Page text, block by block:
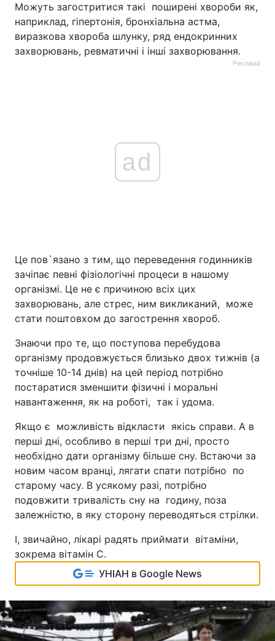
Можуть загостритися такі поширені хвороби як,
наприклад, гіпертонія, бронхіальна астма,
виразкова хвороба шлунку, ряд ендокринних
захворювань, ревматичні і інші захворювання.
Реклама
ad
Це пов`язано з тим, що переведення годинників
зачіпає певні фізіологічні процеси в нашому
організмі. Це не є причиною всіх цих
захворювань, але стрес, ним викликаний, може
стати поштовхом до загострення хвороб.
Знаючи про те, що поступова перебудова
організму продовжується близько двох тижнів (а
точніше 10-14 днів) на цей період потрібно
постаратися зменшити фізичні і моральні
навантаження, як на роботі, так і удома.
Якщо є можливість відкласти якісь справи. А в
перші дні, особливо в перші три дні, просто
необхідно дати організму більше сну. Встаючи за
новим часом вранці, лягати спати потрібно по
старому часу. В усякому разі, потрібно
подовжити тривалість сну на годину, поза
залежністю, в яку сторону переводяться стрілки.
І, звичайно, лікарі радять приймати вітаміни,
зокрема вітамін С.
УНІАН в Google News